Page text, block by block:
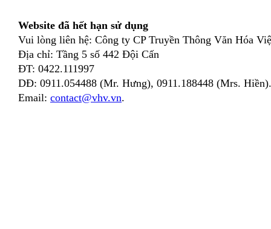
Website đã hết hạn sử dụng
Vui lòng liên hệ: Công ty CP Truyền Thông Văn Hóa
Địa chỉ: Tầng 5 số 442 Đội Cấn
ĐT: 0422.111997
DĐ: 0911.054488 (Mr. Hưng), 0911.188448 (Mrs. Hiền).
Email: contact@vhv.vn.